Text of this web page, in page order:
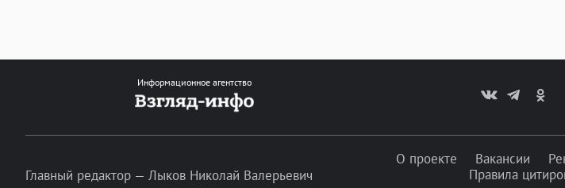
Информационное агентство
Главный редактор — Лыков Николай Валерьевич
О проекте Вакансии
Правила